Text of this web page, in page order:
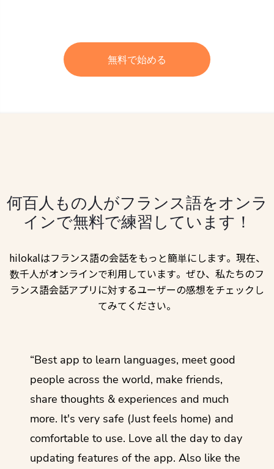
無料で始める
何百人もの人がフランス語をオンラ
インで無料で練習しています！
hilokalはフランス語の会話をもっと簡単にします。現在、
数千人がオンラインで利用しています。ぜひ、私たちのフ
ランス語会話アプリに対するユーザーの感想をチェックし
てみてください。
“Best app to learn languages, meet good
people across the world, make friends,
share thoughts & experiences and much
more. It's very safe (Just feels home) and
comfortable to use. Love all the day to day
updating features of the app. Also like the